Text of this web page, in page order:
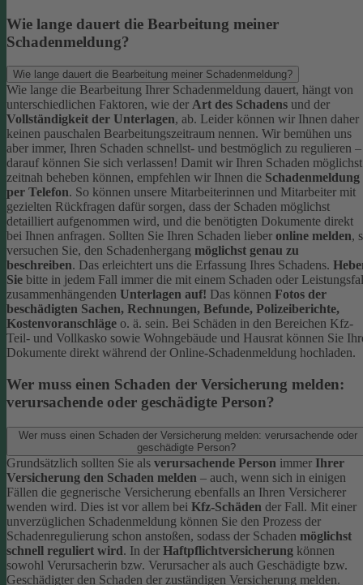
Wie lange dauert die Bearbeitung meiner
Schadenmeldung?
Wie lange dauert die Bearbeitung meiner Schadenmeldung?
Wie lange die Bearbeitung Ihrer Schadenmeldung dauert, hängt von
unterschiedlichen Faktoren, wie der Art des Schadens und der
Vollständigkeit der Unterlagen, ab. Leider können wir Ihnen daher
keinen pauschalen Bearbeitungszeitraum nennen. Wir bemühen uns
aber immer, Ihren Schaden schnellst- und bestmöglich zu regulieren –
darauf können Sie sich verlassen! Damit wir Ihren Schaden möglichst
zeitnah beheben können, empfehlen wir Ihnen die Schadenmeldung
per Telefon. So können unsere Mitarbeiterinnen und Mitarbeiter mit
gezielten Rückfragen dafür sorgen, dass der Schaden möglichst
detailliert aufgenommen wird, und die benötigten Dokumente direkt
bei Ihnen anfragen. Sollten Sie Ihren Schaden lieber online melden,
versuchen Sie, den Schadenhergang möglichst genau zu
beschreiben. Das erleichtert uns die Erfassung Ihres Schadens.
Sie bitte in jedem Fall immer die mit einem Schaden oder
zusammenhängenden Unterlagen auf! Das können Fotos der
beschädigten Sachen, Rechnungen, Befunde, Polizeiberichte,
Kostenvoranschläge o. ä. sein. Bei Schäden in den Bereichen Kfz-
Teil- und Vollkasko sowie Wohngebäude und Hausrat können Sie
Dokumente direkt während der Online-Schadenmeldung hochladen.
Wer muss einen Schaden der Versicherung melden:
verursachende oder geschädigte Person?
Wer muss einen Schaden der Versicherung melden: verursachende oder
geschädigte Person?
Grundsätzlich sollten Sie als verursachende Person immer Ihrer
Versicherung den Schaden melden – auch, wenn sich in einigen
Fällen die gegnerische Versicherung ebenfalls an Ihren Versicherer
wenden wird. Dies ist vor allem bei Kfz-Schäden der Fall. Mit einer
unverzüglichen Schadenmeldung können Sie den Prozess der
Schadenregulierung schon anstoßen, sodass der Schaden möglichst
schnell reguliert wird. In der Haftpflichtversicherung können
sowohl Verursacherin bzw. Verursacher als auch Geschädigte bzw.
Geschädigter den Schaden der zuständigen Versicherung melden.